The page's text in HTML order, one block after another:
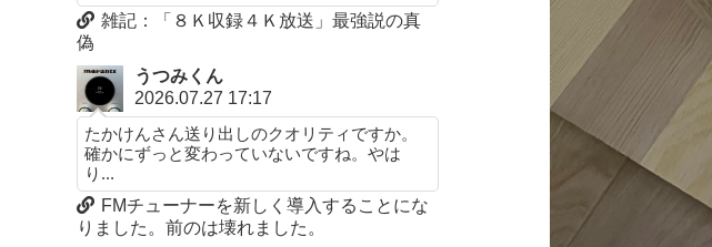
雑記：「８Ｋ収録４Ｋ放送」最強説の真
偽
うつみくん
2026.07.27 17:17
たかけんさん送り出しのクオリティですか。
確かにずっと変わっていないですね。やは
り...
FMチューナーを新しく導入することにな
りました。前のは壊れました。